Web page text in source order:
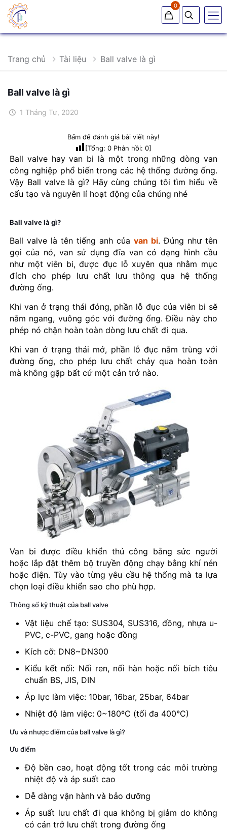
0
Trang chủ Tài liệu Ball valve là gì
Ball valve là gì
1 Tháng Tư, 2020
Bấm để đánh giá bài viết này!
[Tổng:0 Phản hồi:0]
Ball valve hay van bi là một trong những dòng van
công nghiệp phổ biến trong các hệ thống đường ống.
Vậy Ball valve là gì? Hãy cùng chúng tôi tìm hiểu về
cấu tạo và nguyên lí hoạt động của chúng nhé
Ball valve là gì?
Ball valve là tên tiếng anh của van bi. Đúng như tên
gọi của nó, van sử dụng đĩa van có dạng hình cầu
như một viên bi, được đục lỗ xuyên qua nhằm mục
đích cho phép lưu chất lưu thông qua hệ thống
đường ống.
Khi van ở trạng thái đóng, phần lỗ đục của viên bi sẽ
nằm ngang, vuông góc với đường ống. Điều này cho
phép nó chặn hoàn toàn dòng lưu chất đi qua.
Khi van ở trạng thái mở, phần lỗ đục nằm trùng với
đường ống, cho phép lưu chất chảy qua hoàn toàn
mà không gặp bất cứ một cản trở nào.
Van bi được điều khiển thủ công bằng sức người
hoặc lắp đặt thêm bộ truyền động chạy bằng khí nén
hoặc điện. Tùy vào từng yêu cầu hệ thống mà ta lựa
chọn loại điều khiển sao cho phù hợp.
Thông số kỹ thuật của ball valve
Vật liệu chế tạo: SUS304, SUS316, đồng, nhựa u-
PVC, c-PVC, gang hoặc đồng
Kích cỡ: DN8~DN300
Kiểu kết nối: Nối ren, nối hàn hoặc nối bích tiêu
chuẩn BS, JIS, DIN
Áp lực làm việc: 10bar, 16bar, 25bar, 64bar
Nhiệt độ làm việc: 0~180ºC (tối đa 400°C)
Ưu và nhược điểm của ball valve là gì?
Ưu điểm
Độ bền cao, hoạt động tốt trong các môi trường
nhiệt độ và áp suất cao
Dễ dàng vận hành và bảo dưỡng
Áp suất lưu chất đi qua không bị giảm do không
có cản trở lưu chất trong đường ống